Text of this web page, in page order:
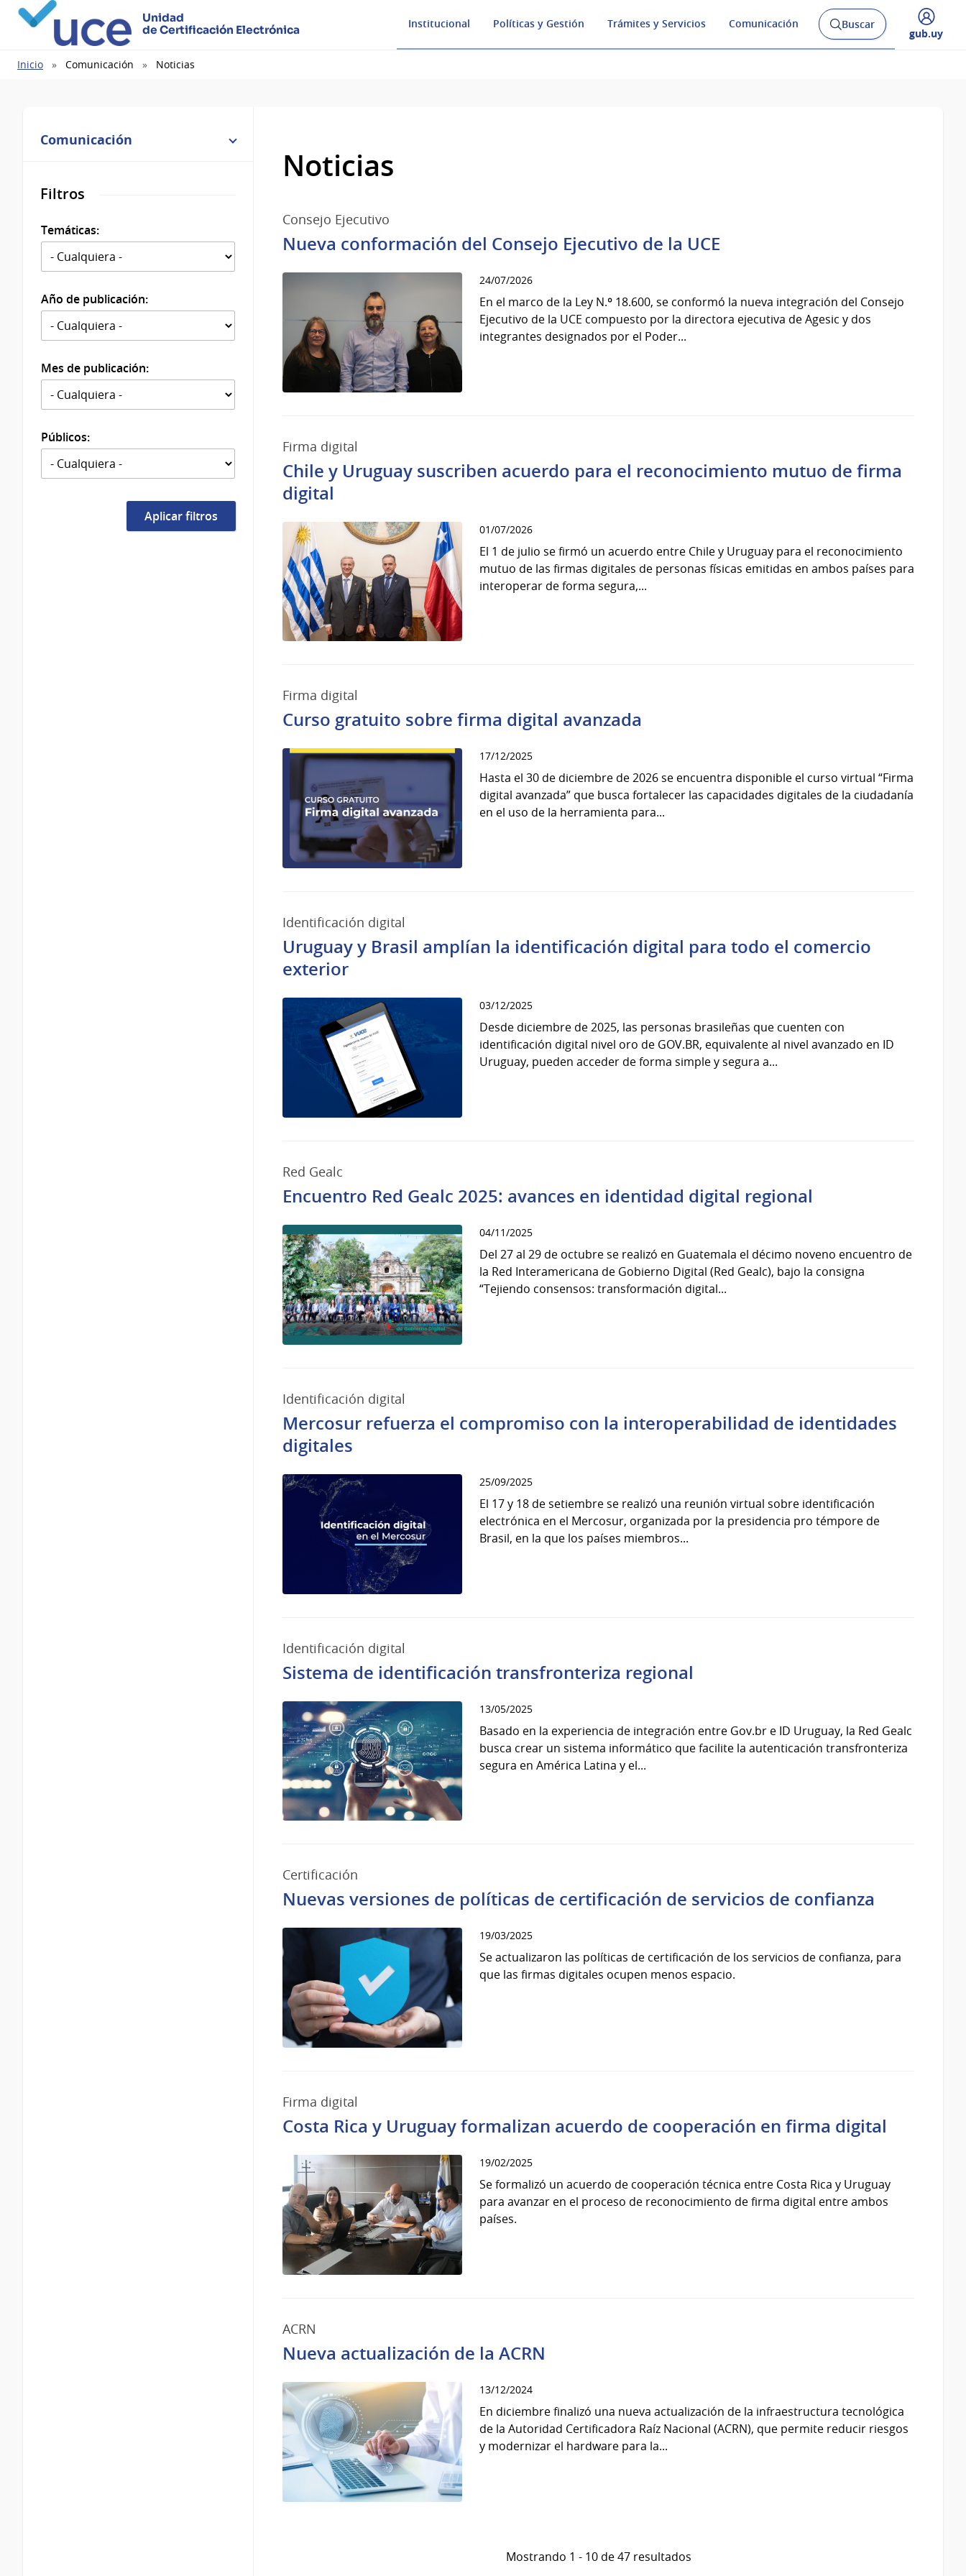
Unidad
de Certificación Electrónica
Institucional Políticas y Gestión Trámites y Servicios Comunicación
Abrir
buscador
Buscar
Desplegar
gub.uy
Ruta
Inicio Comunicación Noticias
Comunicación
Filtros
Temáticas:
Año de publicación:
Mes de publicación:
Públicos:
Noticias
Consejo Ejecutivo
Nueva conformación del Consejo Ejecutivo de la UCE
24/07/2026
En el marco de la Ley N.º 18.600, se conformó la nueva integración del Consejo
Ejecutivo de la UCE compuesto por la directora ejecutiva de Agesic y dos
integrantes designados por el Poder...
Firma digital
Chile y Uruguay suscriben acuerdo para el reconocimiento mutuo de firma
digital
01/07/2026
El 1 de julio se firmó un acuerdo entre Chile y Uruguay para el reconocimiento
mutuo de las firmas digitales de personas físicas emitidas en ambos países para
interoperar de forma segura,...
Firma digital
Curso gratuito sobre firma digital avanzada
17/12/2025
Hasta el 30 de diciembre de 2026 se encuentra disponible el curso virtual “Firma
digital avanzada” que busca fortalecer las capacidades digitales de la ciudadanía
en el uso de la herramienta para...
Identificación digital
Uruguay y Brasil amplían la identificación digital para todo el comercio
exterior
03/12/2025
Desde diciembre de 2025, las personas brasileñas que cuenten con
identificación digital nivel oro de GOV.BR, equivalente al nivel avanzado en ID
Uruguay, pueden acceder de forma simple y segura a...
Red Gealc
Encuentro Red Gealc 2025: avances en identidad digital regional
04/11/2025
Del 27 al 29 de octubre se realizó en Guatemala el décimo noveno encuentro de
la Red Interamericana de Gobierno Digital (Red Gealc), bajo la consigna
“Tejiendo consensos: transformación digital...
Identificación digital
Mercosur refuerza el compromiso con la interoperabilidad de identidades
digitales
25/09/2025
El 17 y 18 de setiembre se realizó una reunión virtual sobre identificación
electrónica en el Mercosur, organizada por la presidencia pro témpore de
Brasil, en la que los países miembros...
Identificación digital
Sistema de identificación transfronteriza regional
13/05/2025
Basado en la experiencia de integración entre Gov.br e ID Uruguay, la Red Gealc
busca crear un sistema informático que facilite la autenticación transfronteriza
segura en América Latina y el...
Certificación
Nuevas versiones de políticas de certificación de servicios de confianza
19/03/2025
Se actualizaron las políticas de certificación de los servicios de confianza, para
que las firmas digitales ocupen menos espacio.
Firma digital
Costa Rica y Uruguay formalizan acuerdo de cooperación en firma digital
19/02/2025
Se formalizó un acuerdo de cooperación técnica entre Costa Rica y Uruguay
para avanzar en el proceso de reconocimiento de firma digital entre ambos
países.
ACRN
Nueva actualización de la ACRN
13/12/2024
En diciembre finalizó una nueva actualización de la infraestructura tecnológica
de la Autoridad Certificadora Raíz Nacional (ACRN), que permite reducir riesgos
y modernizar el hardware para la...
Mostrando 1 - 10 de 47 resultados